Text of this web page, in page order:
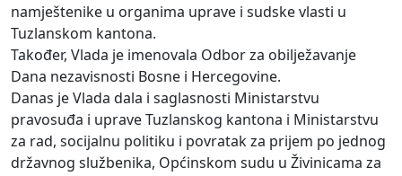
namještenike u organima uprave i sudske vlasti u
Tuzlanskom kantona.
Također, Vlada je imenovala Odbor za obilježavanje
Dana nezavisnosti Bosne i Hercegovine.
Danas je Vlada dala i saglasnosti Ministarstvu
pravosuđa i uprave Tuzlanskog kantona i Ministarstvu
za rad, socijalnu politiku i povratak za prijem po jednog
državnog službenika, Općinskom sudu u Živinicama za